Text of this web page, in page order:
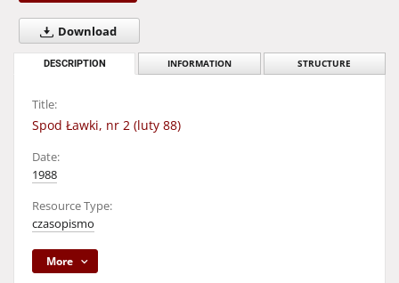
Download
DESCRIPTION INFORMATION STRUCTURE
Title:
Spod Ławki, nr 2 (luty 88)
Date:
1988
Resource Type:
czasopismo
More